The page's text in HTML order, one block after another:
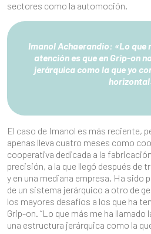
sectores como la automoción.
Imanol Achaerandio: «Lo que
atención es que en Grip-on
jerárquica como la que yo
El caso de Imanol es más reciente,
apenas lleva cuatro meses como
cooperativa dedicada a la
precisión, a la que llegó después de
y en una mediana empresa. Ha
de un sistema jerárquico a otro de
los mayores desafíos a los que ha
Grip-on. “Lo que más me ha llamado
una estructura jerárquica como la